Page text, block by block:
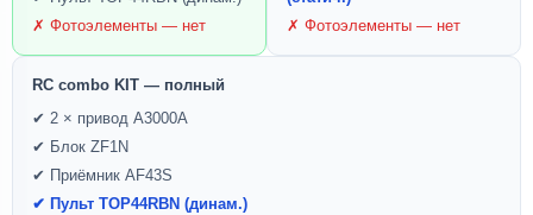
✗ Фотоэлементы — нет
✗ Фотоэлементы — нет
RC combo KIT — полный
✔ 2 × привод A3000A
✔ Блок ZF1N
✔ Приёмник AF43S
✔ Пульт TOP44RBN (динам.)